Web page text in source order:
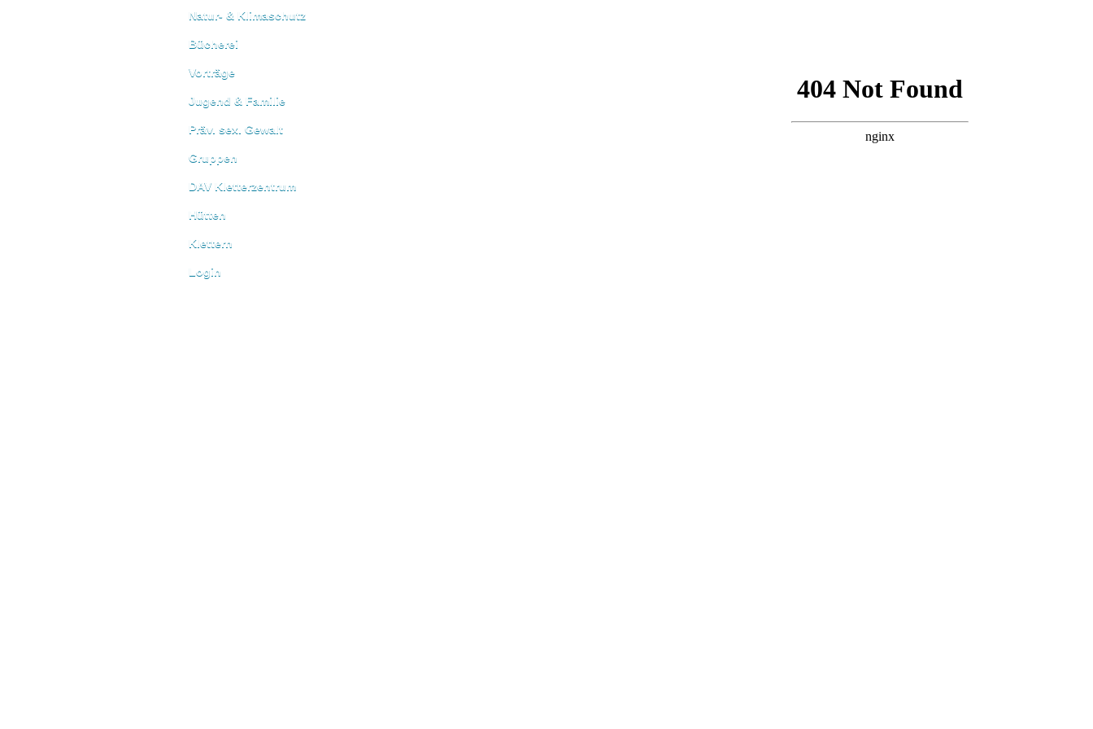
Natur- & Klimaschutz
Bücherei
Vorträge
Jugend & Familie
Präv. sex. Gewalt
Gruppen
DAV Kletterzentrum
Hütten
Klettern
Login